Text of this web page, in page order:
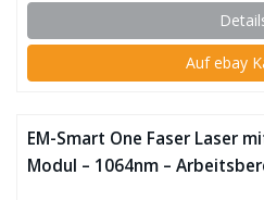
Auf ebay
EM-Smart One Faser Laser
Modul – 1064nm –